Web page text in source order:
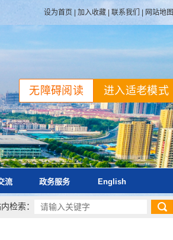
设为首页 加入收藏 联系我们 网站地图
进入适老模式
无障碍阅读
流 政务服务 English
检索：